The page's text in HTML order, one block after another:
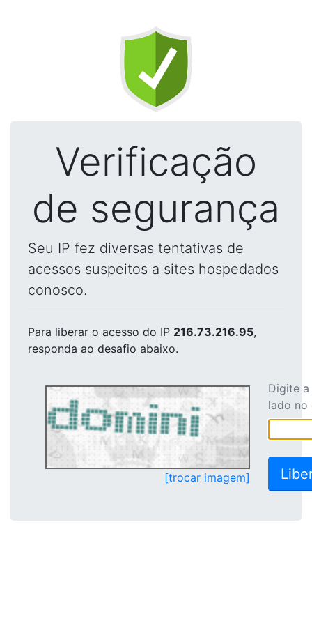
Verificação
de segurança
Seu IP fez diversas tentativas de
acessos suspeitos a sites hospedados
conosco.
Para liberar o acesso do IP 216.73.216.95,
responda ao desafio abaixo.
[trocar imagem]
Digite
lado no